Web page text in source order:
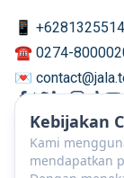
Kebijakan
Kami
mendapatkan
📱
☎️ 0274-
💌